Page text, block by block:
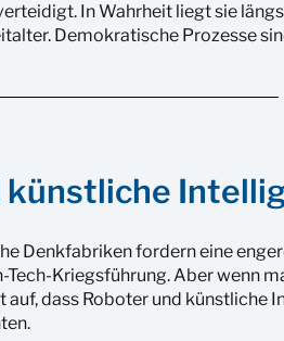
In Wahrheit liegt sie
Demokratische Prozesse
künstliche
Denkfabriken fordern eine
Kriegsführung. Aber wenn
auf, dass Roboter und künstliche